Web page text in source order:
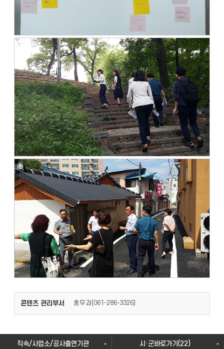
콘텐츠 관리부서 총무과(061-286-3326)
직속/사업소/공사출연기관 시·군바로가기(22)